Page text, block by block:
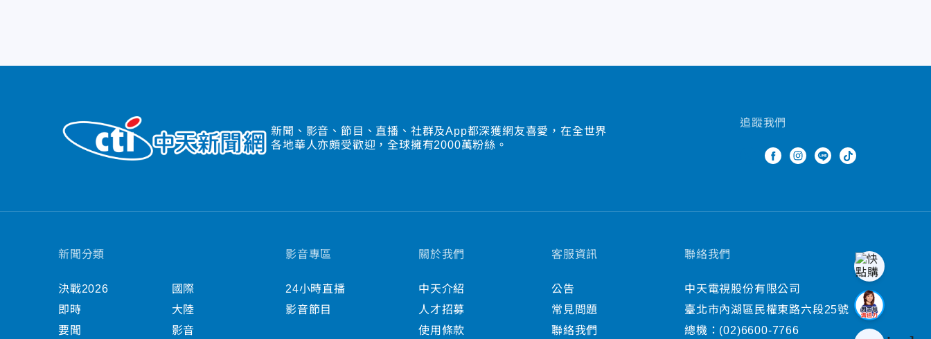
新聞、影音、節目、直播、社群及App都深獲網友喜愛，在全世界
各地華人亦頗受歡迎，全球擁有2000萬粉絲。
追蹤我們
新聞分類
決戰2026
即時
要聞
國際
大陸
影音
影音專區
24小時直播
影音節目
關於我們
中天介紹
人才招募
使用條款
客服資訊
公告
常見問題
聯絡我們
聯絡我們
中天電視股份有限公司
臺北市內湖區民權東路六段25號
總機： (02)6600-7766